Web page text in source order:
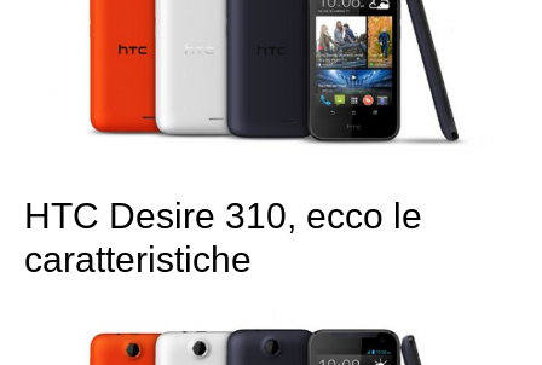
HTC Desire 310, ecco le
caratteristiche